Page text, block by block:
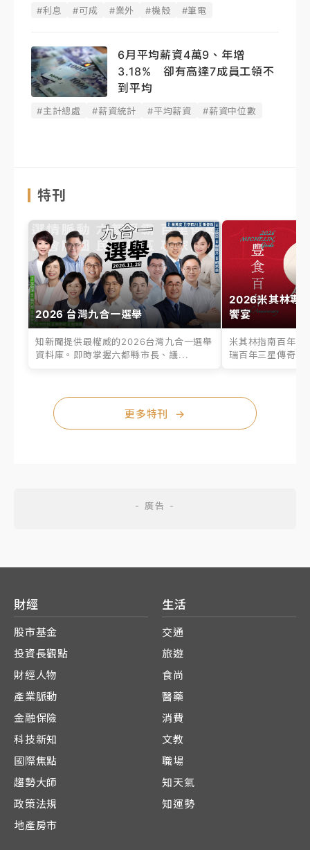
#利息 #可成 #業外 #機殼 #筆電
6月平均薪資4萬9、年增
3.18% 卻有高達7成員工領不
到平均
#主計總處 #薪資統計 #平均薪資 #薪資中位數
特刊
2026 台灣九合一選舉
知新聞提供最權威的2026台灣九合一選舉
資料庫。即時掌握六都縣市長、議...
2026米其林專
饗宴
米其林指南百年之
瑞百年三星傳奇、
更多特刊 →
財經
股市基金
投資長觀點
財經人物
產業脈動
金融保險
科技新知
國際焦點
趨勢大師
政策法規
地產房市
生活
交通
旅遊
食尚
醫藥
消費
文教
職場
知天氣
知運勢